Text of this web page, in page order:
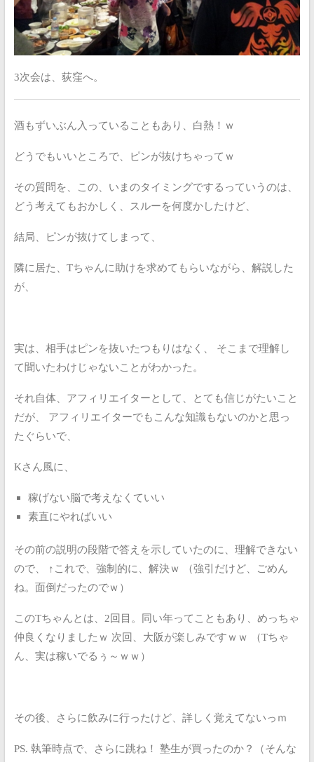
3次会は、荻窪へ。
酒もずいぶん入っていることもあり、白熱！ｗ
どうでもいいところで、ピンが抜けちゃってｗ
その質問を、この、いまのタイミングでするっていうのは、
どう考えてもおかしく、スルーを何度かしたけど、
結局、ピンが抜けてしまって、
隣に居た、Tちゃんに助けを求めてもらいながら、解説した
が、
実は、相手はピンを抜いたつもりはなく、
そこまで理解し
て聞いたわけじゃないことがわかった。
それ自体、アフィリエイターとして、とても信じがたいこと
だが、
アフィリエイターでもこんな知識もないのかと思っ
たぐらいで、
Kさん風に、
稼げない脳で考えなくていい
素直にやればいい
その前の説明の段階で答えを示していたのに、理解できない
ので、
↑これで、強制的に、解決ｗ
（強引だけど、ごめん
ね。面倒だったのでｗ）
このTちゃんとは、2回目。同い年ってこともあり、めっちゃ
仲良くなりましたｗ 次回、大阪が楽しみですｗｗ
（Tちゃ
ん、実は稼いでるぅ～ｗｗ）
その後、さらに飲みに行ったけど、詳しく覚えてないっｍ
PS. 執筆時点で、さらに跳ね！ 塾生が買ったのか？（そんな